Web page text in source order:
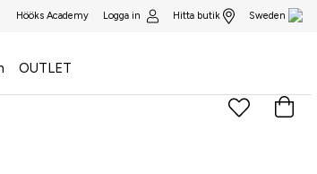
Hööks Academy Logga in Hitta butik Sweden
OUTLET